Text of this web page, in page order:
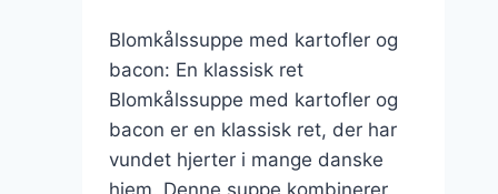
Blomkålssuppe med kartofler og
bacon: En klassisk ret
Blomkålssuppe med kartofler og
bacon er en klassisk ret, der har
vundet hjerter i mange danske
hjem. Denne suppe kombinerer